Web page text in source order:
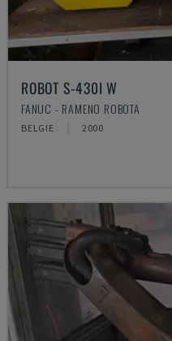
ROBOT S-430I W
FANUC - RAMENO ROBOTA
BELGIE 2000